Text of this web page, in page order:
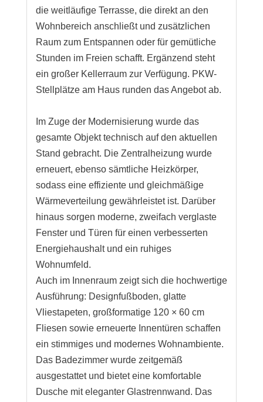
die weitläufige Terrasse, die direkt an den
Wohnbereich anschließt und zusätzlichen
Raum zum Entspannen oder für gemütliche
Stunden im Freien schafft. Ergänzend steht
ein großer Kellerraum zur Verfügung. PKW-
Stellplätze am Haus runden das Angebot ab.
Im Zuge der Modernisierung wurde das
gesamte Objekt technisch auf den aktuellen
Stand gebracht. Die Zentralheizung wurde
erneuert, ebenso sämtliche Heizkörper,
sodass eine effiziente und gleichmäßige
Wärmeverteilung gewährleistet ist. Darüber
hinaus sorgen moderne, zweifach verglaste
Fenster und Türen für einen verbesserten
Energiehaushalt und ein ruhiges
Wohnumfeld.
Auch im Innenraum zeigt sich die hochwertige
Ausführung: Designfußboden, glatte
Vliestapeten, großformatige 120 × 60 cm
Fliesen sowie erneuerte Innentüren schaffen
ein stimmiges und modernes Wohnambiente.
Das Badezimmer wurde zeitgemäß
ausgestattet und bietet eine komfortable
Dusche mit eleganter Glastrennwand. Das